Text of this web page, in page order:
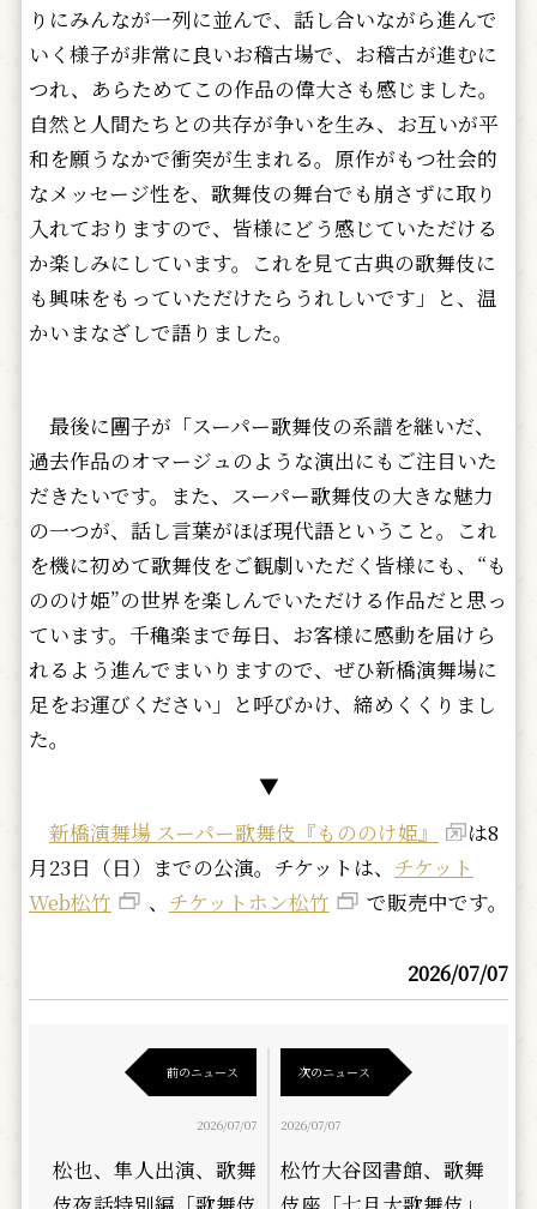
りにみんなが一列に並んで、話し合いながら進んで
いく様子が非常に良いお稽古場で、お稽古が進むに
つれ、あらためてこの作品の偉大さも感じました。
自然と人間たちとの共存が争いを生み、お互いが平
和を願うなかで衝突が生まれる。原作がもつ社会的
なメッセージ性を、歌舞伎の舞台でも崩さずに取り
入れておりますので、皆様にどう感じていただける
か楽しみにしています。これを見て古典の歌舞伎に
も興味をもっていただけたらうれしいです」と、温
かいまなざしで語りました。
最後に團子が「スーパー歌舞伎の系譜を継いだ、
過去作品のオマージュのような演出にもご注目いた
だきたいです。また、スーパー歌舞伎の大きな魅力
の一つが、話し言葉がほぼ現代語ということ。これ
を機に初めて歌舞伎をご観劇いただく皆様にも、“も
ののけ姫”の世界を楽しんでいただける作品だと思っ
ています。千穐楽まで毎日、お客様に感動を届けら
れるよう進んでまいりますので、ぜひ新橋演舞場に
足をお運びください」と呼びかけ、締めくくりまし
た。
▼
新橋演舞場 スーパー歌舞伎『もののけ姫』
は8
月23日（日）までの公演。チケットは、 チケット
Web松竹
、 チケットホン松竹 で販売中です。
2026/07/07
前のニュース
2026/07/07
松也、隼人出演、歌舞
次のニュース
2026/07/07
松竹大谷図書館、歌舞